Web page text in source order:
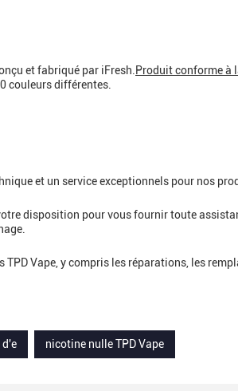
et fabriqué par iFresh. Produit conforme à
couleurs différentes.
et un service exceptionnels pour nos
disposition pour vous fournir toute
Vape, y compris les réparations, les
d'e nicotine nulle TPD Vape